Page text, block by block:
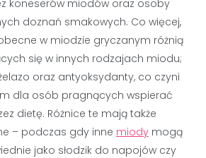
koneserów miodów oraz osoby
doznań smakowych. Co więcej,
w miodzie gryczanym różnią
się w innych rodzajach miodu;
oraz antyoksydanty, co czyni
dla osób pragnących wspierać
dietę. Różnice te mają także
– podczas gdy inne miody mogą
jako słodzik do napojów czy